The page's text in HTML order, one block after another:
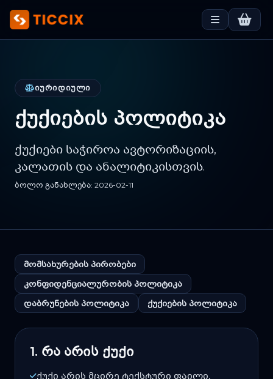
ᲘᲣᲠᲘᲓᲘᲣᲚᲘ
ქუქიების პოლიტიკა
ქუქიები საჭიროა ავტორიზაციის,
კალათის და ანალიტიკისთვის.
ბოლო განახლება: 2026-02-11
მომსახურების პირობები
კონფიდენციალურობის პოლიტიკა
დაბრუნების პოლიტიკა
ქუქიების პოლიტიკა
1. რა არის ქუქი
ქუქი არის მცირე ტექსტური ფაილი,